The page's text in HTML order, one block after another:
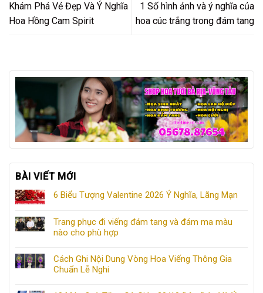
Khám Phá Vẻ Đẹp Và Ý Nghĩa
Hoa Hồng Cam Spirit
1 Số hình ảnh và ý nghĩa của
hoa cúc trắng trong đám tang
BÀI VIẾT MỚI
6 Biểu Tượng Valentine 2026 Ý Nghĩa, Lãng Mạn
Trang phục đi viếng đám tang và đám ma màu
nào cho phù hợp
Cách Ghi Nội Dung Vòng Hoa Viếng Thông Gia
Chuẩn Lễ Nghi